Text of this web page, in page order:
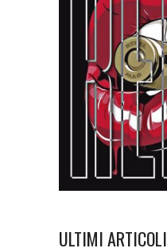
ULTIMI ARTICOLI